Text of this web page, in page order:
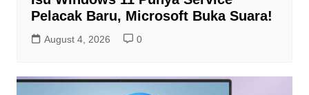
Pelacak Baru, Microsoft Buka Suara!
August 4, 2026 0